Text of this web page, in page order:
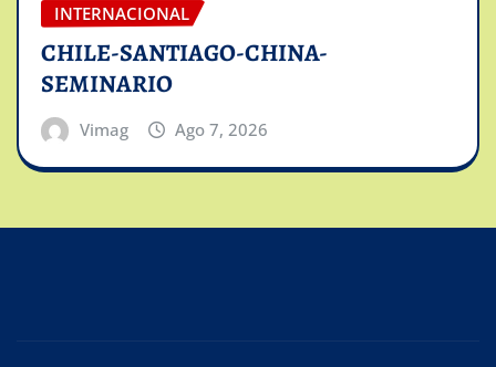
INTERNACIONAL
CHILE-SANTIAGO-CHINA-
SEMINARIO
Vimag Ago 7, 2026